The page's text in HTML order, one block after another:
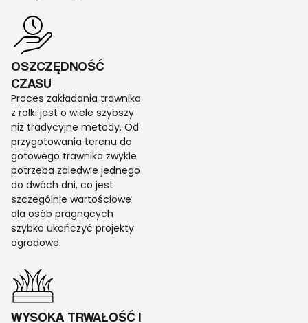
OSZCZĘDNOŚĆ
CZASU
Proces zakładania trawnika
z rolki jest o wiele szybszy
niż tradycyjne metody. Od
przygotowania terenu do
gotowego trawnika zwykle
potrzeba zaledwie jednego
do dwóch dni, co jest
szczególnie wartościowe
dla osób pragnących
szybko ukończyć projekty
ogrodowe.
WYSOKA TRWAŁOŚĆ I